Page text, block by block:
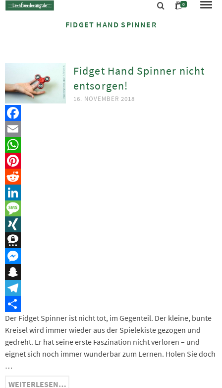
0
FIDGET HAND SPINNER
Fidget Hand Spinner nicht
entsorgen!
16. NOVEMBER 2018
Facebook
Email
WhatsApp
Pinterest
Reddit
LinkedIn
Message
XING
Threema
Messenger
Snapchat
Telegram
Teilen
Der Fidget Spinner ist nicht tot, im Gegenteil. Der kleine, bunte
Kreisel wird immer wieder aus der Spielekiste gezogen und
gedreht. Er hat seine erste Faszination nicht verloren – und
eignet sich noch immer wunderbar zum Lernen. Holen Sie doch
…
WEITERLESEN…